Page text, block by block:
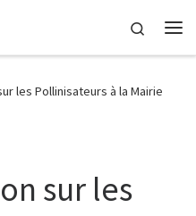
Search
les Pollinisateurs à la Mairie
sur les